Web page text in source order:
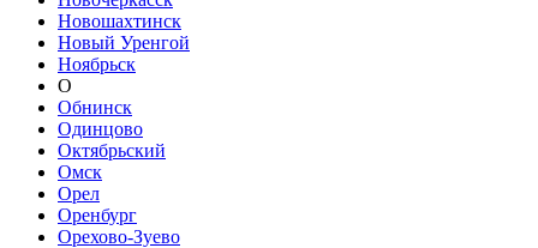
Новошахтинск
Новый Уренгой
Ноябрьск
О
Обнинск
Одинцово
Октябрьский
Омск
Орел
Оренбург
Орехово-Зуево